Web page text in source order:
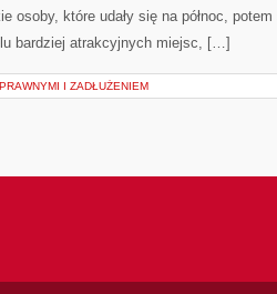
osoby, które udały się na północ, potem
bardziej atrakcyjnych miejsc, […]
I ZADŁUŻENIEM